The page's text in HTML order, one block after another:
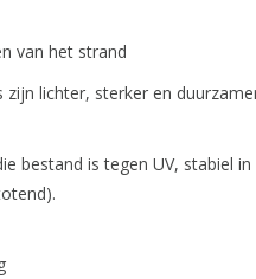
van het strand
lichter, sterker en
bestand is tegen UV, stabiel